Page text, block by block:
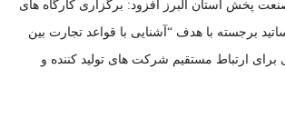
پخش استان البرز افزود: برگزاری کارگاه های
برجسته با هدف “آشنایی با قواعد تجارت بین
برای ارتباط مستقیم شرکت های تولید کننده و